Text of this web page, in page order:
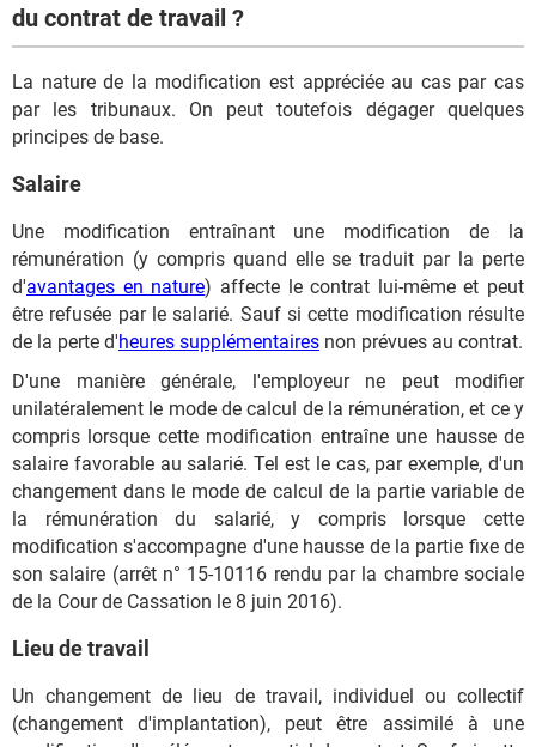
du contrat de travail ?
La nature de la modification est appréciée au cas par cas
par les tribunaux. On peut toutefois dégager quelques
principes de base.
Salaire
Une modification entraînant une modification de la
rémunération (y compris quand elle se traduit par la perte
d'avantages en nature) affecte le contrat lui-même et peut
être refusée par le salarié. Sauf si cette modification résulte
de la perte d'heures supplémentaires non prévues au contrat.
D'une manière générale, l'employeur ne peut modifier
unilatéralement le mode de calcul de la rémunération, et ce y
compris lorsque cette modification entraîne une hausse de
salaire favorable au salarié. Tel est le cas, par exemple, d'un
changement dans le mode de calcul de la partie variable de
la rémunération du salarié, y compris lorsque cette
modification s'accompagne d'une hausse de la partie fixe de
son salaire (arrêt n° 15-10116 rendu par la chambre sociale
de la Cour de Cassation le 8 juin 2016).
Lieu de travail
Un changement de lieu de travail, individuel ou collectif
(changement d'implantation), peut être assimilé à une